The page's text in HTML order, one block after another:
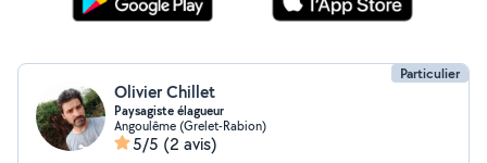
Particulier
Olivier Chillet
Paysagiste élagueur
Angoulême (Grelet-Rabion)
5/5 (2 avis)